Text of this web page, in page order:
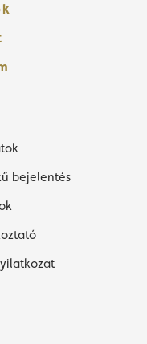
bejelentés